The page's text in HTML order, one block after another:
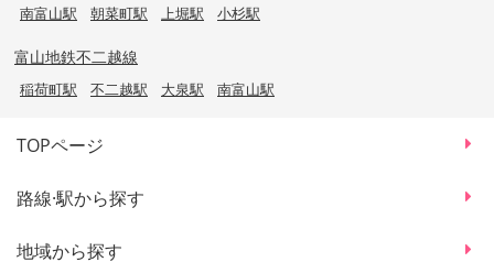
南富山駅 朝菜町駅 上堀駅 小杉駅
富山地鉄不二越線
稲荷町駅 不二越駅 大泉駅 南富山駅
TOPページ
路線·駅から探す
地域から探す